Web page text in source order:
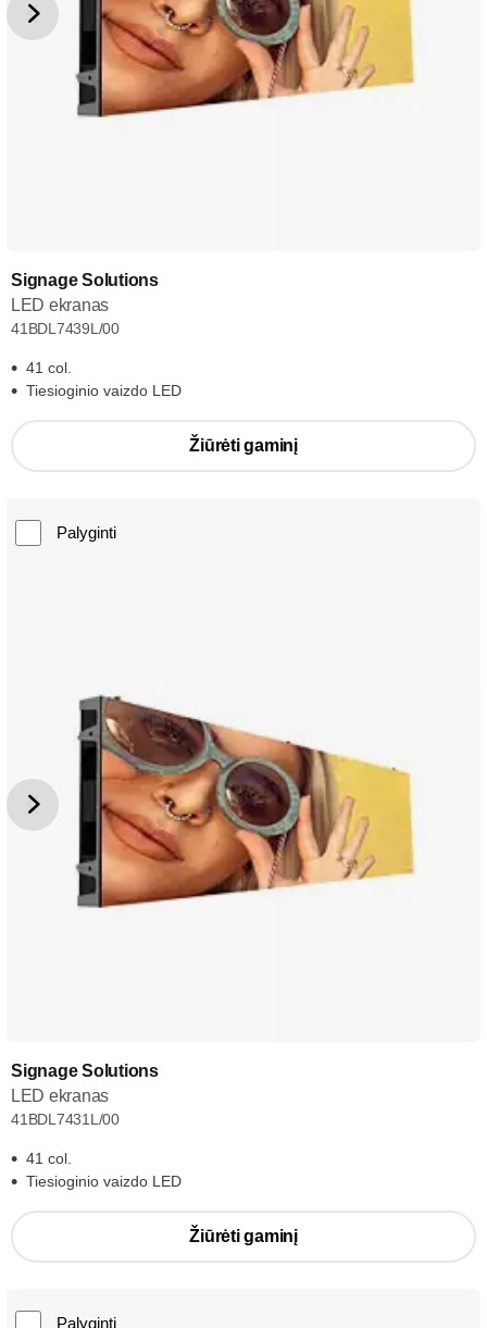
Signage Solutions
LED ekranas
41BDL7439L/00
41 col.
Tiesioginio vaizdo LED
Žiūrėti gaminį
Palyginti
Signage Solutions
LED ekranas
41BDL7431L/00
41 col.
Tiesioginio vaizdo LED
Žiūrėti gaminį
Palyginti